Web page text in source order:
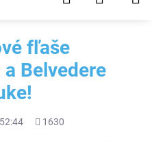
fľaše
Belvedere
Počet
1630